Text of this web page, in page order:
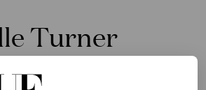
Turner